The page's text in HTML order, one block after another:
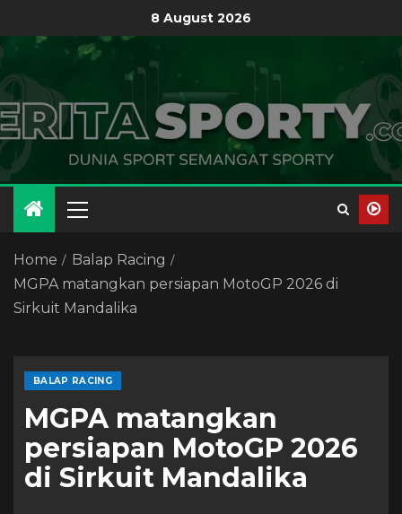
8 August 2026
Home
Balap Racing
MGPA matangkan persiapan MotoGP 2026 di
Sirkuit Mandalika
BALAP RACING
MGPA matangkan
persiapan MotoGP 2026
di Sirkuit Mandalika